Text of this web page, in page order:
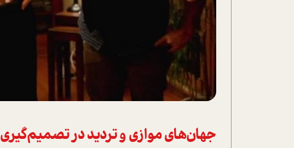
جهان‌های موازی و تردید در تصمیم‌گیری